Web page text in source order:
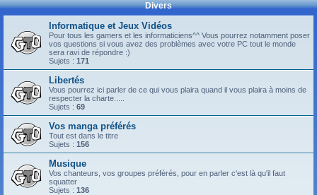
Divers
Informatique et Jeux Vidéos
Pour tous les gamers et les informaticiens^^ Vous pourrez notamment poser
vos questions si vous avez des problèmes avec votre PC tout le monde
sera ravi de répondre :)
Sujets : 171
Libertés
Vous pourrez ici parler de ce qui vous plaira quand il vous plaira à moins de
respecter la charte.....
Sujets : 69
Vos manga préférés
Tout est dans le titre
Sujets : 156
Musique
Vos chanteurs, vos groupes préférés, pour en parler c'est là qu'il faut
squatter
Sujets : 136